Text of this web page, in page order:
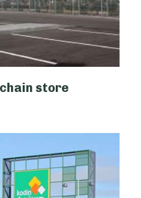
store